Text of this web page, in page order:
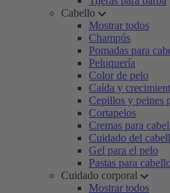
Cabello
Mostrar todos
Champús
Pomadas para
Peluquería
Color de pelo
Caída y
Cepillos y peines
Cortapelos
Cremas para
Cuidado del
Gel para el pelo
Pastas para
Cuidado corporal
Mostrar todos